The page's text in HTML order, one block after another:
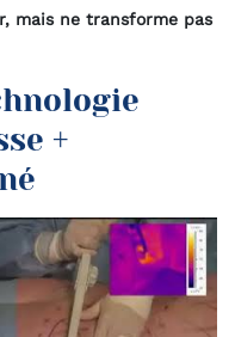
mais ne transforme pas
+